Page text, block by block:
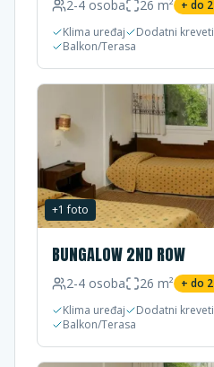
2-4 osoba 26 m² + do 2
Klima uređaj
Dodatni kreveti
Balkon/Terasa
+1 foto
BUNGALOW 2ND ROW
2-4 osoba 26 m² + do 2
Klima uređaj
Dodatni kreveti
Balkon/Terasa